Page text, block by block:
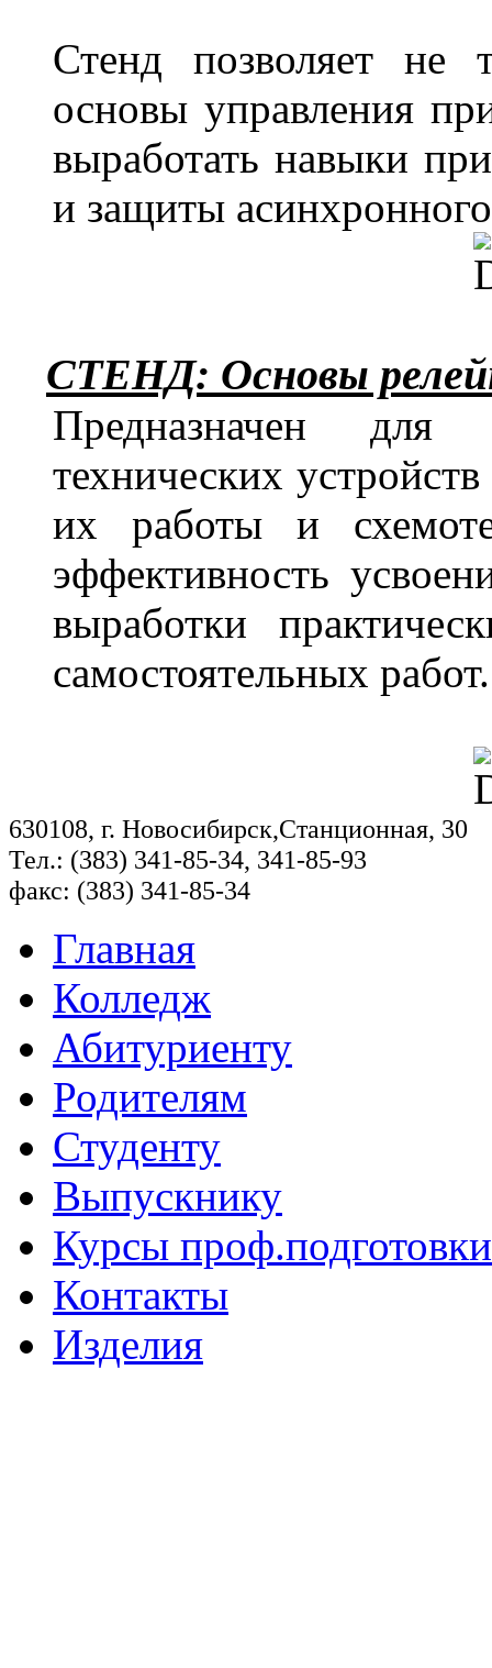
Стенд позволяет не
основы управления
выработать навыки
и защиты
СТЕНД: Основы
Предназначен для
технических
их работы и
эффективность
выработки
самостоятельных работ.
630108, г. Новосибирск,Станционная, 30
Тел.: (383) 341-85-34, 341-85-93
факс: (383) 341-85-34
Главная
Колледж
Абитуриенту
Родителям
Студенту
Выпускнику
Курсы проф.подготовки
Контакты
Изделия